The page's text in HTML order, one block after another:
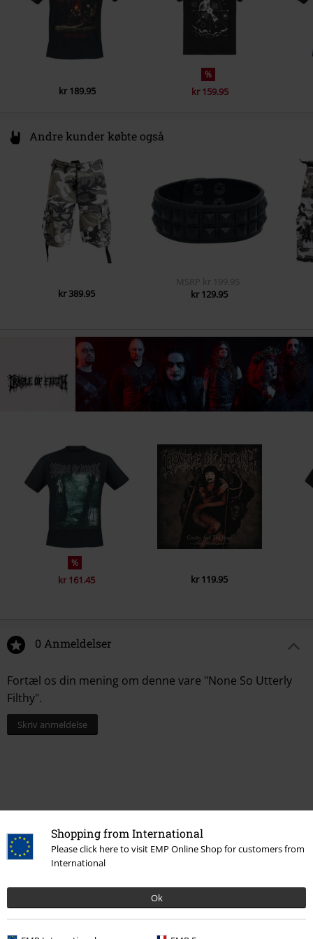
Shopping from International
Please click here to visit EMP Online Shop for customers from
International
Ok
kr 189.95
%
kr 159.95
Andre kunder købte også
kr 389.95
MSRP kr 199.95
kr 129.95
%
kr 161.45 kr 119.95
0 Anmeldelser
Fortæl os din mening om denne vare "None So Utterly
Filthy".
Skriv anmeldelse